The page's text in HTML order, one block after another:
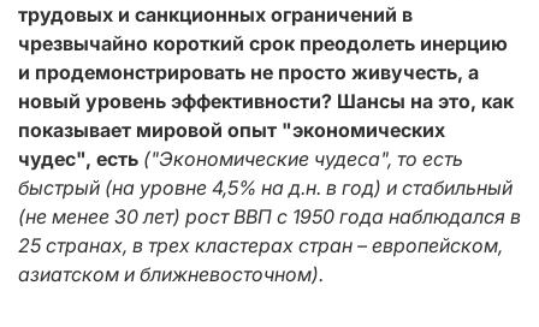
трудовых и санкционных ограничений в
чрезвычайно короткий срок преодолеть инерцию
и продемонстрировать не просто живучесть, а
новый уровень эффективности? Шансы на это, как
показывает мировой опыт "экономических
чудес", есть ("Экономические чудеса", то есть
быстрый (на уровне 4,5% на д.н. в год) и стабильный
(не менее 30 лет) рост ВВП с 1950 года наблюдался в
25 странах, в трех кластерах стран – европейском,
азиатском и ближневосточном).